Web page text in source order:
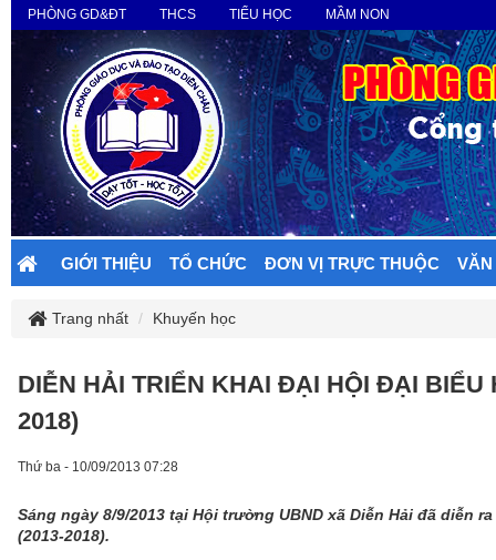
PHÒNG GD&ĐT THCS TIỂU HỌC MẦM NON
GIỚI THIỆU TỔ CHỨC ĐƠN VỊ TRỰC THUỘC
Trang nhất Khuyến học
DIỄN HẢI TRIỂN KHAI ĐẠI HỘI ĐẠI BIỂU
2018)
Thứ ba - 10/09/2013 07:28
Sáng ngày 8/9/2013 tại Hội trường UBND xã Diễn Hải đã diễn
(2013-2018).